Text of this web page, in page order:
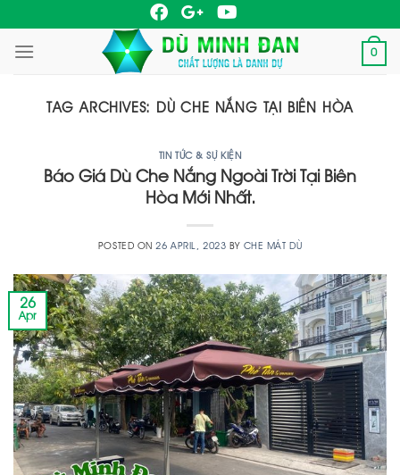
to
content
0
TAG ARCHIVES: DÙ CHE NẮNG TẠI BIÊN HÒA
TIN TỨC & SỰ KIỆN
Báo Giá Dù Che Nắng Ngoài Trời Tại Biên
Hòa Mới Nhất.
POSTED ON26 APRIL, 2023 BY CHE MÁT DÙ
26
Apr